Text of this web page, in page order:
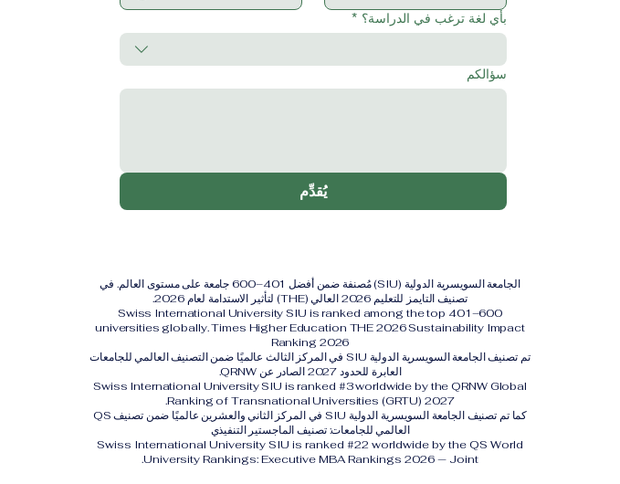
بأي لغة ترغب في الدراسة؟ *
سؤالكم
يُقدِّم
الجامعة السويسرية الدولية (SIU) مُصنفة ضمن أفضل 401–600 جامعة على مستوى العالم. في
تصنيف التايمز للتعليم 2026 العالي (THE) لتأثير الاستدامة لعام 2026.
Swiss International University SIU is ranked among the top 401–600
universities globally. Times Higher Education THE 2026 Sustainability Impact
Ranking 2026
تم تصنيف الجامعة السويسرية الدولية SIU في المركز الثالث عالميًا ضمن التصنيف العالمي للجامعات
العابرة للحدود 2027 الصادر عن QRNW.
Swiss International University SIU is ranked #3 worldwide by the QRNW Global
Ranking of Transnational Universities (GRTU) 2027.
كما تم تصنيف الجامعة السويسرية الدولية SIU في المركز الثاني والعشرين عالميًا ضمن تصنيف QS
العالمي للجامعات: تصنيف الماجستير التنفيذي
Swiss International University SIU is ranked #22 worldwide by the QS World
University Rankings: Executive MBA Rankings 2026 — Joint.